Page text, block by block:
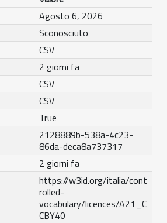
Agosto 6, 2026
Sconosciuto
CSV
2 giorni fa
CSV
CSV
True
2128889b-538a-4c23-
86da-deca8a737317
2 giorni fa
https://w3id.org/italia/cont
rolled-
vocabulary/licences/A21_C
CBY40